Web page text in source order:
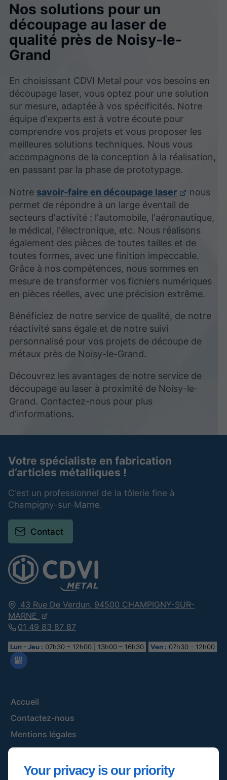
Your privacy is our priority
Nos solutions pour un
découpage au laser de
qualité près de Noisy-le-
Grand
En choisissant CDVI Metal pour vos besoins en
découpage laser, vous optez pour une solution
sur mesure, adaptée à vos spécificités. Notre
équipe d'experts est à votre écoute pour
comprendre vos projets et vous proposer les
meilleures solutions techniques. Nous vous
accompagnons de la conception à la réalisation,
en passant par la phase de prototypage.
Notre savoir-faire en découpage laser
nous
permet de répondre à un large éventail de
secteurs d'activité : l'automobile, l'aéronautique,
le médical, l'électronique, etc. Nous réalisons
également des pièces de toutes tailles et de
toutes formes, avec une finition impeccable.
Grâce à nos compétences, nous sommes en
mesure de transformer vos fichiers numériques
en pièces réelles, avec une précision extrême.
Bénéficiez de notre service de qualité, de notre
réactivité sans égale et de notre suivi
personnalisé pour vos projets de découpe de
métaux près de Noisy-le-Grand.
Découvrez les avantages de notre service de
découpage au laser à proximité de Noisy-le-
Grand. Contactez-nous pour plus
d'informations.
43 Rue De Verdun, 94500 CHAMPIGNY-SUR-
MARNE
01 49 83 87 87
Lun - Jeu : 07h30 – 12h00 | 13h00 – 16h30 Ven : 07h30 - 12h00
Accueil
Contactez-nous
Mentions légales
Plan du site
Votre spécialiste en fabrication
d’articles métalliques !
C'est un professionnel de la tôlerie fine à
Champigny-sur-Marne.
Contact